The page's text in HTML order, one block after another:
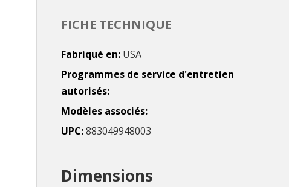
FICHE TECHNIQUE
Fabriqué en USA
Programmes de service d'entretien
autorisés
Modèles associés
UPC 883049948003
Dimensions